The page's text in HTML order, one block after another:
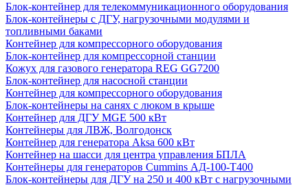
Блок-контейнер для телекоммуникационного оборудования
Блок-контейнеры с ДГУ, нагрузочными модулями и
топливными баками
Контейнер для компрессорного оборудования
Блок-контейнер для компрессорной станции
Кожух для газового генератора REG GG7200
Блок-контейнер для насосной станции
Контейнер для компрессорного оборудования
Блок-контейнеры на санях с люком в крыше
Контейнер для ДГУ MGE 500 кВт
Контейнеры для ЛВЖ, Волгодонск
Контейнер для генератора Aksa 600 кВт
Контейнер на шасси для центра управления БПЛА
Контейнеры для генераторов Cummins АД-100-Т400
Блок-контейнеры для ДГУ на 250 и 400 кВт с нагрузочными